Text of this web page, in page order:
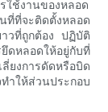
ใช้งานของหลอด
ที่ที่จะติดตั้งหลอด
าวที่ถูกต้อง ปฏิบัติ
ดหลอดให้อยู่กับที่
งการดัดหรือบิด
ำให้ส่วนประกอบ